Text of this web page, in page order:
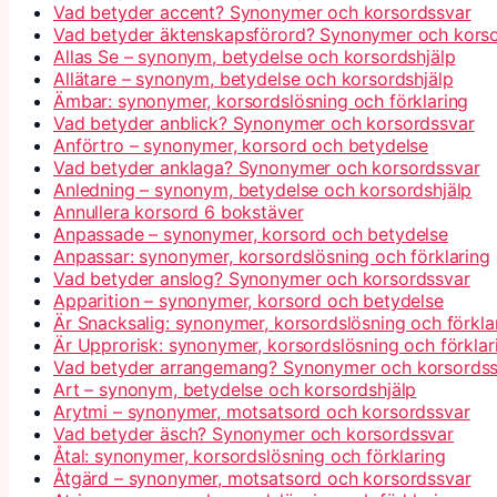
Vad betyder accent? Synonymer och korsordssvar
Vad betyder äktenskapsförord? Synonymer och
Allas Se – synonym, betydelse och korsordshjälp
Allätare – synonym, betydelse och korsordshjälp
Ämbar: synonymer, korsordslösning och förklaring
Vad betyder anblick? Synonymer och korsordssvar
Anförtro – synonymer, korsord och betydelse
Vad betyder anklaga? Synonymer och korsordssvar
Anledning – synonym, betydelse och korsordshjälp
Annullera korsord 6 bokstäver
Anpassade – synonymer, korsord och betydelse
Anpassar: synonymer, korsordslösning och förklaring
Vad betyder anslog? Synonymer och korsordssvar
Apparition – synonymer, korsord och betydelse
Är Snacksalig: synonymer, korsordslösning och
Är Upprorisk: synonymer, korsordslösning och
Vad betyder arrangemang? Synonymer och
Art – synonym, betydelse och korsordshjälp
Arytmi – synonymer, motsatsord och korsordssvar
Vad betyder äsch? Synonymer och korsordssvar
Åtal: synonymer, korsordslösning och förklaring
Åtgärd – synonymer, motsatsord och korsordssvar